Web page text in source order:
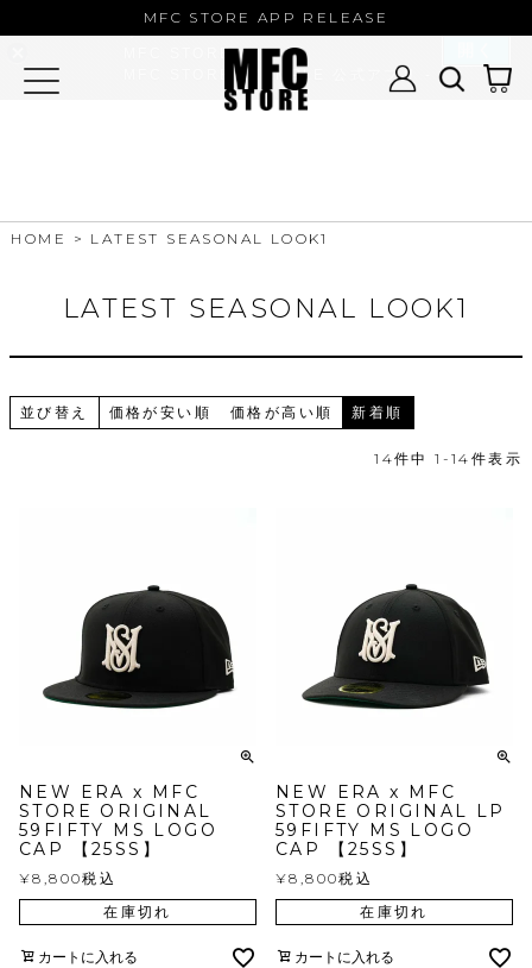
MFC STORE APP RELEASE
HOME LATEST SEASONAL LOOK1
LATEST SEASONAL LOOK1
並び替え 価格が安い順 価格が高い順 新着順
14件中 1 - 14 件表示
NEW ERA x MFC
STORE ORIGINAL
59FIFTY MS LOGO
CAP 【25SS】
¥8,800税込
在庫切れ
カートに入れる
NEW ERA x MFC
STORE ORIGINAL LP
59FIFTY MS LOGO
CAP 【25SS】
¥8,800税込
在庫切れ
カートに入れる
MFC STORE
MFC STORE/EXAMPLE 公式アプリ -
Google Play